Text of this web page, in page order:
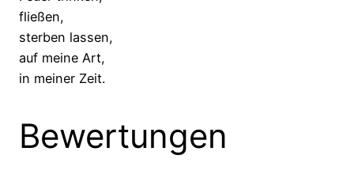
fließen,
sterben lassen,
auf meine Art,
in meiner Zeit.
Bewertungen